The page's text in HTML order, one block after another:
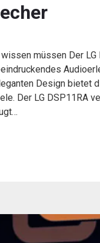
müssen Der
Design bietet
Der LG DSP11RA